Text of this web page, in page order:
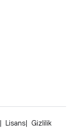
Lisans
Gizlilik